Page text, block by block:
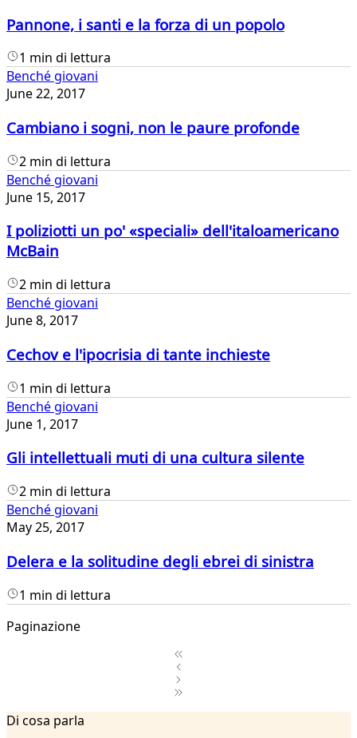
Pannone, i santi e la forza di un popolo
1 min di lettura
Benché giovani
June 22, 2017
Cambiano i sogni, non le paure profonde
2 min di lettura
Benché giovani
June 15, 2017
I poliziotti un po' «speciali» dell'italoamericano
McBain
2 min di lettura
Benché giovani
June 8, 2017
Cechov e l'ipocrisia di tante inchieste
1 min di lettura
Benché giovani
June 1, 2017
Gli intellettuali muti di una cultura silente
2 min di lettura
Benché giovani
May 25, 2017
Delera e la solitudine degli ebrei di sinistra
1 min di lettura
Paginazione
2Di cosa parla